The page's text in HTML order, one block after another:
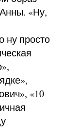
«Ну,
ну просто
«10